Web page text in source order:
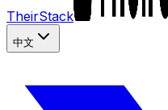
TheirStack
中文